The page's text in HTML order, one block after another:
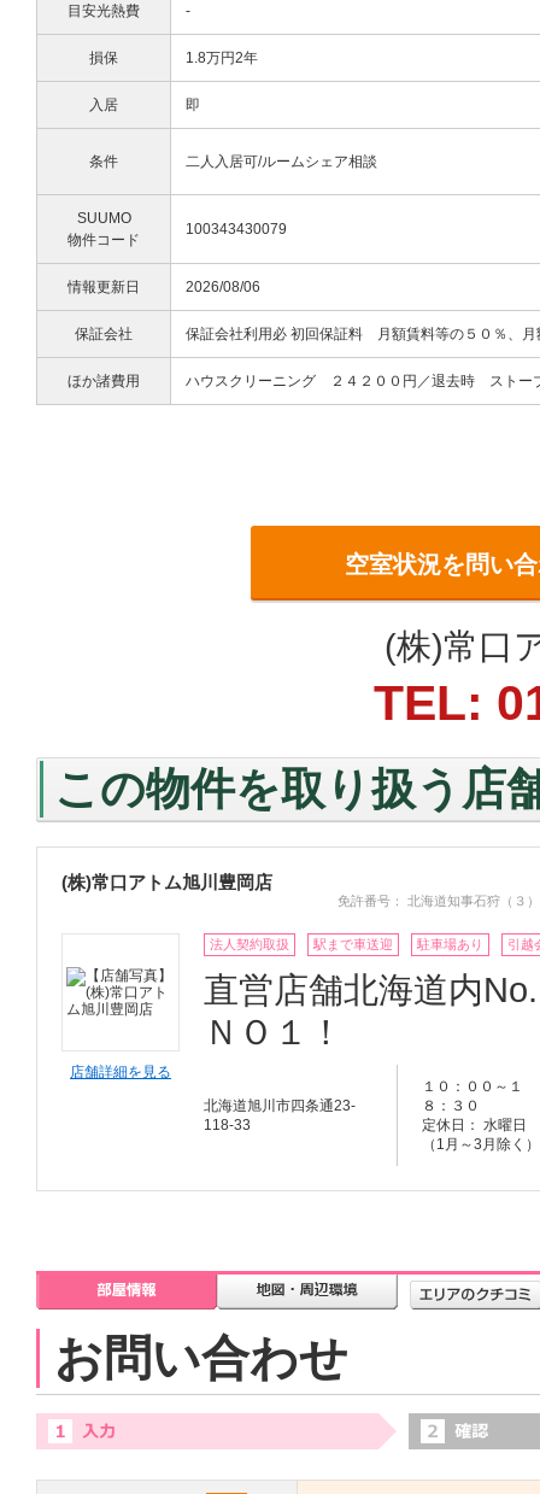
目安光熱費 -
損保 1.8万円2年
入居 即
条件 二人入居可/ルームシェア相談
SUUMO
物件コード
100343430079
情報更新日 2026/08/06
保証会社 保証会社利用必 初回保証料 月額賃料等の５０％、
ほか諸費用 ハウスクリーニング ２４２００円／退去時 ストー
空室状況を問い
(株)常口
TEL:
この物件を取り扱う店
(株)常口アトム旭川豊岡店
免許番号： 北海道知事石狩（３
店舗詳細を見る
法人契約取扱 駅まで車送迎 駐車場あり 引越
直営店舗北海道内
ＮＯ１！
北海道旭川市四条通23-
118-33
１０：００～１
８：３０
定休日： 水曜日
（1月～3月除く）
お問い合わせ